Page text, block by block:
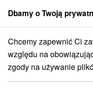
członek grupySorger
kraj Bratislava - Staré
Escape room
Dbamy o Twoją
Chcemy zapewnić Ci
względu na
zgody na używanie